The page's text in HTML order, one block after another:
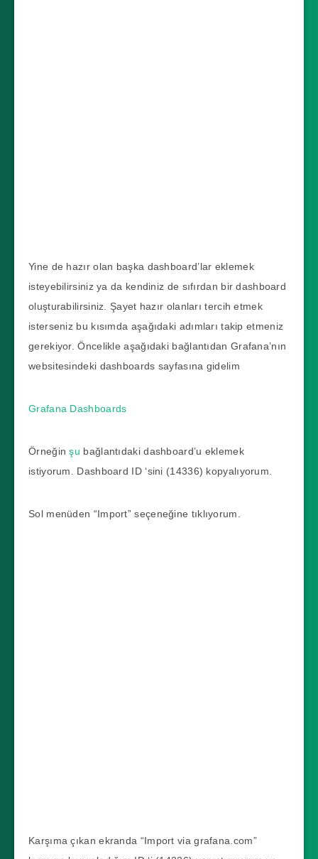
Yine de hazır olan başka dashboard’lar eklemek
isteyebilirsiniz ya da kendiniz de sıfırdan bir dashboard
oluşturabilirsiniz. Şayet hazır olanları tercih etmek
isterseniz bu kısımda aşağıdaki adımları takip etmeniz
gerekiyor. Öncelikle aşağıdaki bağlantıdan Grafana’nın
websitesindeki dashboards sayfasına gidelim
Grafana Dashboards
Örneğinşu bağlantıdaki dashboard’u eklemek
istiyorum. Dashboard ID ‘sini (14336) kopyalıyorum.
Sol menüden “Import” seçeneğine tıklıyorum.
Karşıma çıkan ekranda “Import via grafana.com”